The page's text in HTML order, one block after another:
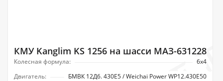
КМУ Kanglim KS 1256 на шасси МАЗ-631228
Колесная формула:
6х4
Двигатель:
БМВК 12Д6. 430Е5 / Weichai Power WP12.430E50